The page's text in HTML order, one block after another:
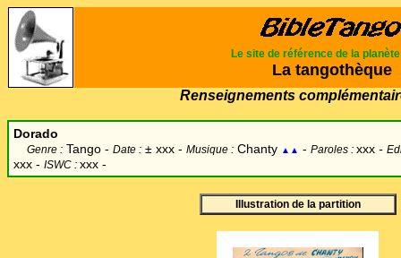
Le site de référence de la planète
La tangothèque
Renseignements
Dorado
Genre : Tango - Date : ± xxx - Musique : Chanty ▲▲ - Paroles : xxx -
xxx - ISWC : xxx -
Illustration de la partition